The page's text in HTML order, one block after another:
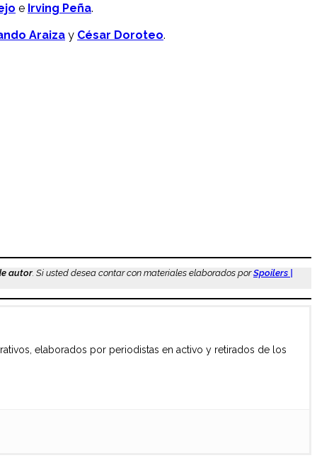
e Irving Peña.
Araiza y César Doroteo.
autor . Si usted desea contar con materiales elaborados porSpoilers |
elaborados por periodistas en activo y retirados de los